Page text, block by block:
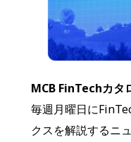
MCB FinTechカタ
毎週月曜日に
クスを解説するニ